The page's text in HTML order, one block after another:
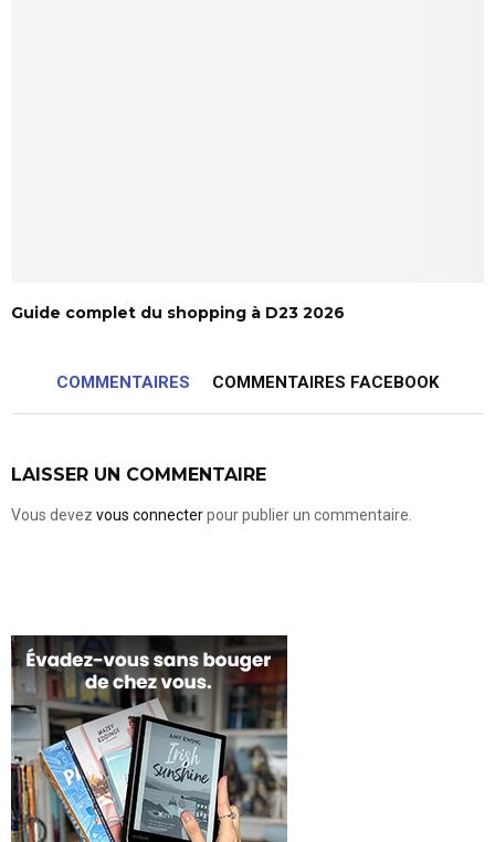
Guide complet du shopping à D23 2026
COMMENTAIRES COMMENTAIRES FACEBOOK
LAISSER UN COMMENTAIRE
Vous devez vous connecterpour publier un commentaire.